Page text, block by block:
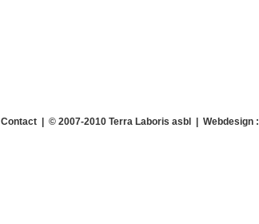
Contact| © 2007-2010 Terra Laboris asbl | Webdesign :